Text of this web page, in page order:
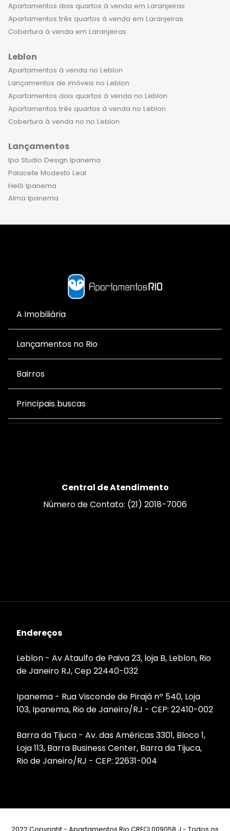
Apartamentos dois quartos à venda em Laranjeiras
Apartamentos três quartos à venda em Laranjeiras
Cobertura à venda em Laranjeiras
Leblon
Apartamentos à venda no Leblon
Lançamentos de imóveis no Leblon
Apartamentos dois quartos à venda no Leblon
Apartamentos três quartos à venda no Leblon
Cobertura à venda no no Leblon
Lançamentos
Ipa Studio Design Ipanema
Palacete Modesto Leal
Helô Ipanema
Alma Ipanema
A Imobiliária
Lançamentos no Rio
Bairros
Principais buscas
Central de Atendimento
Número de Contato: (21) 2018-7006
Endereços
Leblon - Av Ataulfo de Paiva 23, loja B, Leblon, Rio
de Janeiro RJ, Cep 22440-032
Ipanema - Rua Visconde de Pirajá nº 540, Loja
103, Ipanema, Rio de Janeiro/RJ - CEP: 22410-002
Barra da Tijuca - Av. das Américas 3301, Bloco 1,
Loja 113, Barra Business Center, Barra da Tijuca,
Rio de Janeiro/RJ - CEP: 22631-004